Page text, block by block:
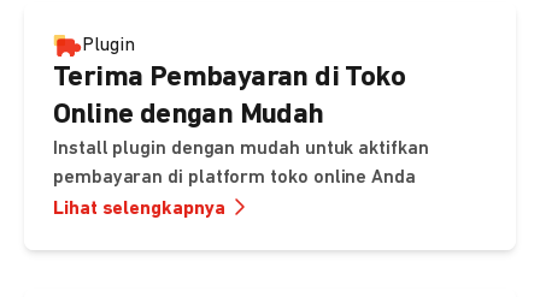
Plugin
Terima Pembayaran di Toko
Online dengan Mudah
Install plugin dengan mudah untuk aktifkan
pembayaran di platform toko online Anda
Lihat selengkapnya